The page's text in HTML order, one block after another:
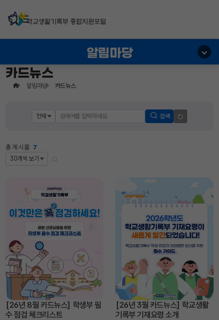
알림마당
카드뉴스
알림마당 카드뉴스
검색
총 게시물 7
[26년 8월 카드뉴스] 학생부 필
수 점검 체크리스트
[26년 3월 카드뉴스] 학교생활
기록부 기재요령 소개